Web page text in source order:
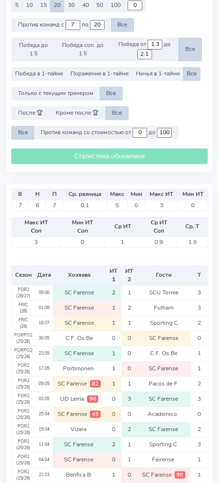
5 10 15 20 30 40 50 100
Против команд с по Все
Победа до
1.5
Победа соп. до
1.5
Победа от до
Все
Победа в 1-тайме Поражение в 1-тайме Ничья в 1-тайме Все
Только с текущим тренером Все
После 🏆 Кроме после 🏆 Все
Все Против команд со стоимостью от до
Статистика обновлена
В Н П Ср. разница Макс Мин Макс ИТ
Мин ИТ
7
6 7 0.1 5 0 3 0
Макс ИТ
Соп
Мин ИТ
Соп
Ср ИТ
Ср ИТ
Соп
Ср. Т
3
0 1 0.9 1.9
Сезон Дата Хозяева
ИТ
1
ИТ
2
Гости Т
POR2
(26/27)
09.08 SC Farense 2 1 SCU Torree 3
FRIC
(26)
01.08 SC Farense 1 2 Fulham 3
FRIC
(26)
18.07 SC Farense 1 1 Sporting C 2
PORPO2
(25/26)
30.05 C.F. Os Be 0 0 SC Farense 0
PORPO2
(25/26)
23.05 SC Farense 1 0 C.F. Os Be 1
POR2
(25/26)
17.05 Portimonen 1 0 SC Farense 1
POR2
(25/26)
09.05 SC Farense 82 1 1 Pacos de F 2
POR2
(25/26)
03.05 UD Leiria 90 0 3 SC Farense 3
POR2
(25/26)
25.04 SC Farense 45 0 0 Academico 0
POR2
(25/26)
19.04 Vizela 0 2 SC Farense 2
POR2
(25/26)
11.04 SC Farense 2 1 Sporting C 3
POR2
(25/26)
04.04 SC Farense 0 1 Feirense 1
POR2
(25/26)
22.03 Benfica B 1 0 SC Farense 90 1